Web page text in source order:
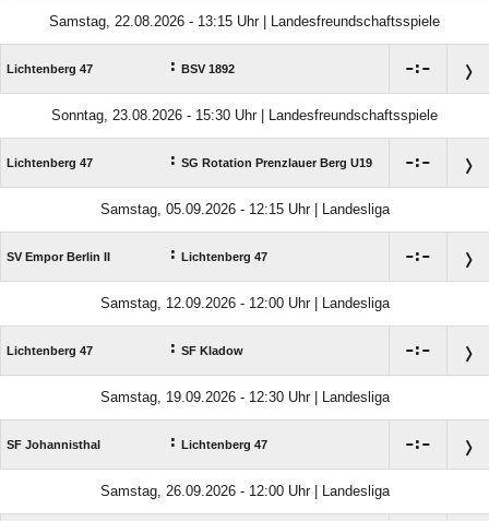
Samstag, 22.08.2026 - 13:15 Uhr | Landesfreundschaftsspiele
Lichtenberg 47 : BSV 1892 :
Sonntag, 23.08.2026 - 15:30 Uhr | Landesfreundschaftsspiele
Lichtenberg 47 : SG Rotation Prenzlauer Berg U19 :
Samstag, 05.09.2026 - 12:15 Uhr | Landesliga
SV Empor Berlin II : Lichtenberg 47 :
Samstag, 12.09.2026 - 12:00 Uhr | Landesliga
Lichtenberg 47 : SF Kladow :
Samstag, 19.09.2026 - 12:30 Uhr | Landesliga
SF Johannisthal : Lichtenberg 47 :
Samstag, 26.09.2026 - 12:00 Uhr | Landesliga